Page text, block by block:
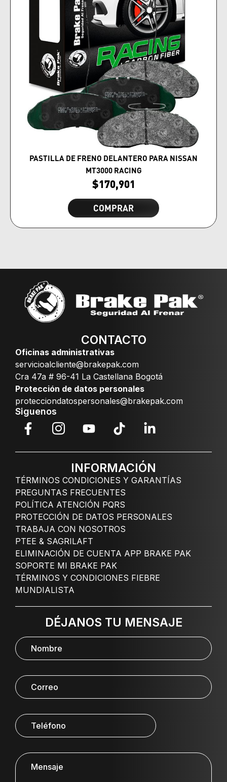
PASTILLA DE FRENO DELANTERO PARA NISSAN
MT3000 RACING
$170,901
COMPRAR
CONTACTO
Oficinas administrativas
servicioalcliente@brakepak.com
Cra 47a # 96-41 La Castellana Bogotá
Protección de datos personales
protecciondatospersonales@brakepak.com
Siguenos
INFORMACIÓN
TÉRMINOS CONDICIONES Y GARANTÍAS
PREGUNTAS FRECUENTES
POLÍTICA ATENCIÓN PQRS
PROTECCIÓN DE DATOS PERSONALES
TRABAJA CON NOSOTROS
PTEE & SAGRILAFT
ELIMINACIÓN DE CUENTA APP BRAKE PAK
SOPORTE MI BRAKE PAK
TÉRMINOS Y CONDICIONES FIEBRE
MUNDIALISTA
DÉJANOS TU MENSAJE